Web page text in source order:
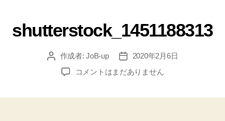
shutterstock_1451188313
作成者:JoB-up
2020年2月6日
コメントはまだありません